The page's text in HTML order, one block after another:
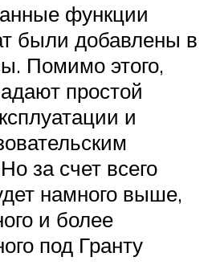
функции
были добавлены в
Помимо этого,
простой
и
за счет всего
намного выше,
и более
под Гранту